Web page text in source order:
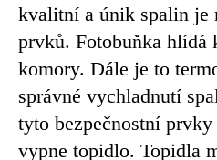
kvalitní a únik spalin je
prvků. Fotobuňka hlídá
komory. Dále je to
správné vychladnutí
tyto bezpečnostní
vypne topidlo. Topidla